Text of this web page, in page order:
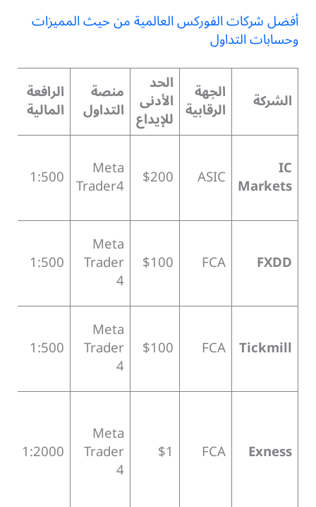
أفضل شركات الفوركس العالمية من حيث المميزات
وحسابات التداول
الشركة الجهة
الرقابية
الحد
الأدنى
للإيداع
منصة
التداول
الرافعة
المالية
IC
Markets
ASIC
$200
Meta
Trader4
1:500
FXDD
FCA
$100
Meta
Trader
4
1:500
Tickmill
FCA
$100
Meta
Trader
4
1:500
Exness
FCA
$1
Meta
Trader
4
1:2000